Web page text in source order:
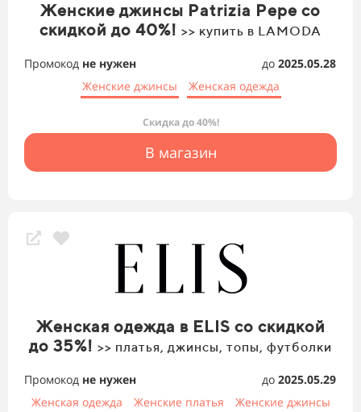
Женские джинсы Patrizia Pepe со
скидкой до 40%! >> купить в LAMODA
Промокод не нужен до 2025.05.28
Женские джинсы
Женская одежда
Скидка до 40%!
В магазин
Женская одежда в ELIS со скидкой
до 35%! >> платья, джинсы, топы, футболки
Промокод не нужен до 2025.05.29
Женская одежда
Женские платья Женские джинсы